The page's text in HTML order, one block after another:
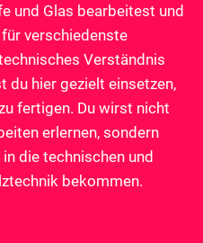
und Glas bearbeitest und
verschiedenste
Verständnis
du hier gezielt einsetzen,
fertigen. Du wirst nicht
erlernen, sondern
die technischen und
bekommen.